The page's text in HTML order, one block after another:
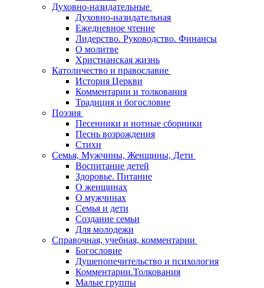
Духовно-назидательные
Духовно-назидательная
Ежедневное чтение
Лидерство. Руководство. Финансы
О молитве
Христианская жизнь
Католичество и православие
История Церкви
Комментарии и толкования
Традиция и богословие
Поэзия
Песенники и нотные сборники
Песнь возрождения
Стихи
Семья, Мужчины, Женщины, Дети
Воспитание детей
Здоровье. Питание
О женщинах
О мужчинах
Семья и дети
Создание семьи
Для молодежи
Справочная, учебная, комментарии
Богословие
Душепопечительство и психология
Комментарии.Толкования
Малые группы